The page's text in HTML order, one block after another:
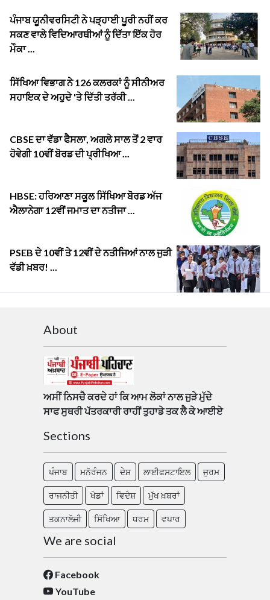
ਪੰਜਾਬ ਯੂਨੀਵਰਸਿਟੀ ਨੇ ਪੜ੍ਹਾਈ ਪੂਰੀ ਨਹੀਂ ਕਰ
ਸਕਣ ਵਾਲੇ ਵਿਦਿਆਰਥੀਆਂ ਨੂੰ ਦਿੱਤਾ ਇੱਕ ਹੋਰ
ਮੌਕਾ ...
ਸਿੱਖਿਆ ਵਿਭਾਗ ਨੇ 126 ਕਲਰਕਾਂ ਨੂੰ ਸੀਨੀਅਰ
ਸਹਾਇਕ ਦੇ ਅਹੁਦੇ 'ਤੇ ਦਿੱਤੀ ਤਰੱਕੀ ...
CBSE ਦਾ ਵੱਡਾ ਫੈਸਲਾ, ਅਗਲੇ ਸਾਲ ਤੋਂ 2 ਵਾਰ
ਹੋਵੇਗੀ 10ਵੀਂ ਬੋਰਡ ਦੀ ਪ੍ਰੀਖਿਆ ...
HBSE: ਹਰਿਆਣਾ ਸਕੂਲ ਸਿੱਖਿਆ ਬੋਰਡ ਅੱਜ
ਐਲਾਨੇਗਾ 12ਵੀਂ ਜਮਾਤ ਦਾ ਨਤੀਜਾ ...
PSEB ਦੇ 10ਵੀਂ ਤੇ 12ਵੀਂ ਦੇ ਨਤੀਜਿਆਂ ਨਾਲ ਜੁੜੀ
ਵੱਡੀ ਖ਼ਬਰ! ...
About
ਅਸੀਂ ਨਿਸਚੈ ਕਰਦੇ ਹਾਂ ਕਿ ਆਮ ਲੋਕਾਂ ਨਾਲ ਜੁੜੇ ਮੁੱਦੇ
ਸਾਫ ਸੁਥਰੀ ਪੱਤਰਕਾਰੀ ਰਾਹੀਂ ਤੁਹਾਡੇ ਤਕ ਲੈ ਕੇ ਆਈਏ
Sections
ਪੰਜਾਬ ਮਨੋਰੰਜਨ ਦੇਸ਼ ਲਾਈਫਸਟਾਇਲ ਜੁਰਮ
ਰਾਜਨੀਤੀ ਖੇਡਾਂ ਵਿਦੇਸ਼ ਮੁੱਖ ਖ਼ਬਰਾਂ
ਤਕਨਾਲੋਜੀ ਸਿੱਖਿਆ ਧਰਮ ਵਪਾਰ
We are social
Facebook
YouTube